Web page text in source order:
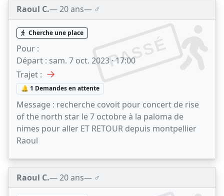
Raoul C.— 20 ans— ♂️
PASSÉ
Cherche une place
Pour :
Départ : sam. 7 oct. 2023 · 17:00
Trajet : →
🔔 1 Demandes en attente
Message : recherche covoit pour concert de rise
of the north star le 7 octobre à la paloma de
nimes pour aller ET RETOUR depuis montpellier
Raoul
Raoul C.— 20 ans— ♂️